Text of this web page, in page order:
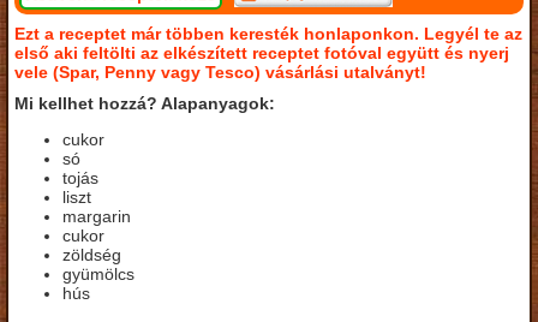
Ezt a receptet már többen keresték honlaponkon. Legyél te az
első aki feltölti az elkészített receptet fotóval együtt és nyerj
vele (Spar, Penny vagy Tesco) vásárlási utalványt!
Mi kellhet hozzá? Alapanyagok:
cukor
só
tojás
liszt
margarin
cukor
zöldség
gyümölcs
hús